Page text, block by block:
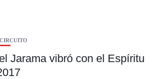
CIRCUITO
Jarama vibró con el Espíritu